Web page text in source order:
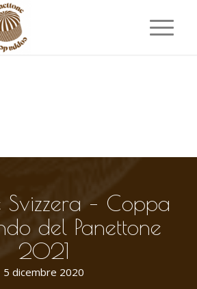
Svizzera – Coppa
del Panettone
2021
5 dicembre 2020